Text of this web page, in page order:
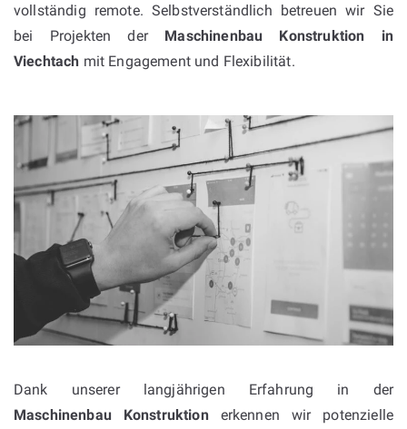
vollständig remote. Selbstverständlich betreuen wir Sie
bei Projekten der Maschinenbau Konstruktion in
Viechtach mit Engagement und Flexibilität.
Dank unserer langjährigen Erfahrung in der
Maschinenbau Konstruktionerkennen wir potenzielle